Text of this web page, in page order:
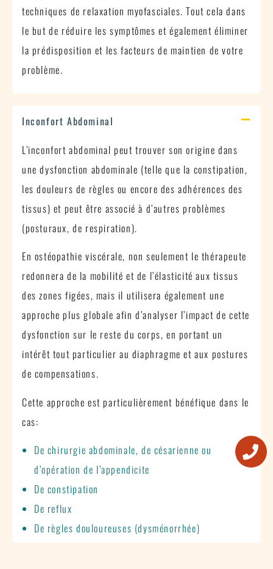
techniques de relaxation myofasciales. Tout cela dans
le but de réduire les symptômes et également éliminer
la prédisposition et les facteurs de maintien de votre
problème.
Inconfort Abdominal
L’inconfort abdominal peut trouver son origine dans
une dysfonction abdominale (telle que la constipation,
les douleurs de règles ou encore des adhérences des
tissus) et peut être associé à d’autres problèmes
(posturaux, de respiration).
En ostéopathie viscérale, non seulement le thérapeute
redonnera de la mobilité et de l’élasticité aux tissus
des zones figées, mais il utilisera également une
approche plus globale afin d’analyser l’impact de cette
dysfonction sur le reste du corps, en portant un
intérêt tout particulier au diaphragme et aux postures
de compensations.
Cette approche est particulièrement bénéfique dans le
cas:
De chirurgie abdominale, de césarienne ou
d’opération de l’appendicite
De constipation
De reflux
De règles douloureuses (dysménorrhée)